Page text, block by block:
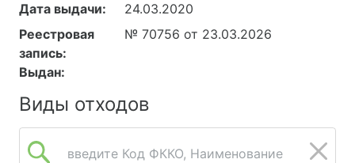
Дата выдачи:
24.03.2020
Реестровая
запись:
№ 70756 от 23.03.2026
Выдан:
Виды отходов
введите Код ФККО, Наименование